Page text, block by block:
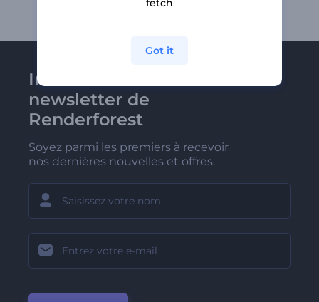
Inscrivez-vous à la
newsletter de
Renderforest
Soyez parmi les premiers à recevoir
nos dernières nouvelles et offres.
fetch
Got it